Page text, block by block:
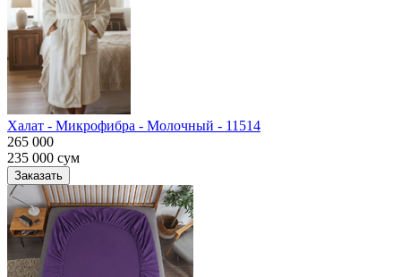
Халат - Микрофибра - Молочный - 11514
265 000
235 000 сум
Заказать